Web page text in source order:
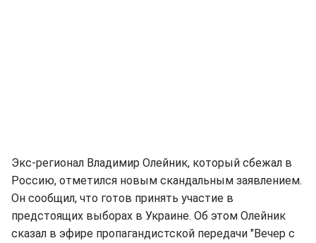
Экс-регионал Владимир Олейник, который сбежал в
Россию, отметился новым скандальным заявлением.
Он сообщил, что готов принять участие в
предстоящих выборах в Украине. Об этом Олейник
сказал в эфире пропагандистской передачи "Вечер с